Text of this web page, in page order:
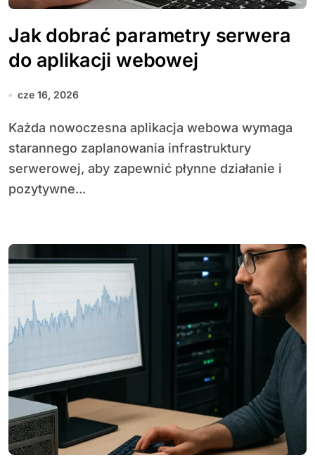
Jak dobrać parametry serwera
do aplikacji webowej
cze 16, 2026
Każda nowoczesna aplikacja webowa wymaga
starannego zaplanowania infrastruktury
serwerowej, aby zapewnić płynne działanie i
pozytywne...